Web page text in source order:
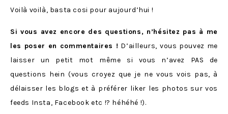
Voilà voilà, basta cosi pour aujourd’hui !
Si vous avez encore des questions, n’hésitez pas à me
les poser en commentaires ! D’ailleurs, vous pouvez me
laisser un petit mot même si vous n’avez PAS de
questions hein (vous croyez que je ne vous vois pas, à
délaisser les blogs et à préférer liker les photos sur vos
feeds Insta, Facebook etc !? héhéhé !).